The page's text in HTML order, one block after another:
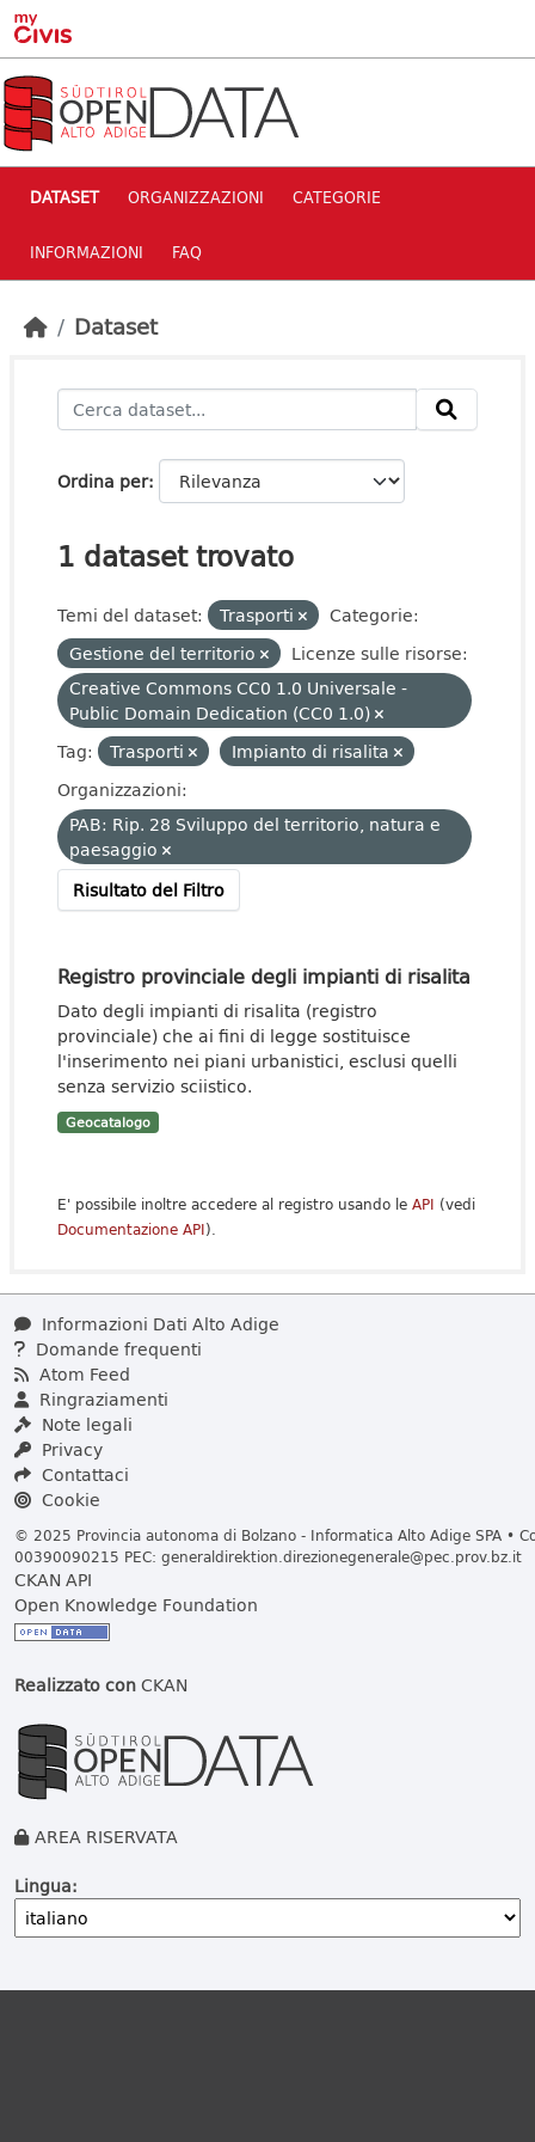
Skip to main content
DATASET ORGANIZZAZIONI CATEGORIE
INFORMAZIONI FAQ
Dataset
Ordina per
1 dataset trovato
Temi del dataset: Trasporti
Categorie:
Gestione del territorio
Licenze sulle risorse:
Creative Commons CC0 1.0 Universale -
Public Domain Dedication (CC0 1.0)
Tag:
Trasporti
Impianto di risalita
Organizzazioni:
PAB: Rip. 28 Sviluppo del territorio, natura e
paesaggio
Risultato del Filtro
Registro provinciale degli impianti di risalita
Dato degli impianti di risalita (registro
provinciale) che ai fini di legge sostituisce
l'inserimento nei piani urbanistici, esclusi quelli
senza servizio sciistico.
Geocatalogo
E' possibile inoltre accedere al registro usando le API (vedi
Documentazione API).
Informazioni Dati Alto Adige
Domande frequenti
Atom Feed
Ringraziamenti
Note legali
Privacy
Contattaci
Cookie
© 2025 Provincia autonoma di Bolzano - Informatica Alto Adige SPA •
00390090215 PEC: generaldirektion.direzionegenerale@pec.prov.bz.it
CKAN API
Open Knowledge Foundation
Realizzato conCKAN
AREA RISERVATA
Lingua